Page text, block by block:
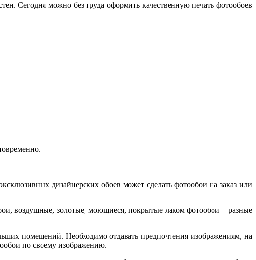
Сегодня можно без труда оформить качественную печать фотообоев
дизайнерских обоев может сделать фотообои на заказ или
воздушные, золотые, моющиеся, покрытые лаком фотообои – разные
помещений. Необходимо отдавать предпочтения изображениям, на
по своему изображению.